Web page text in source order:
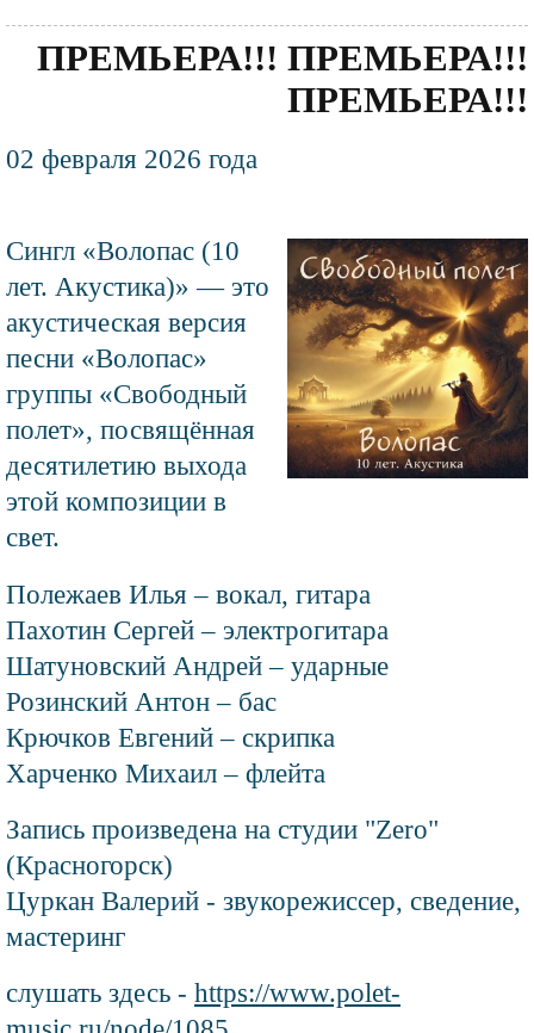
ПРЕМЬЕРА!!! ПРЕМЬЕРА!!!
ПРЕМЬЕРА!!!
Текст
новости
02 февраля 2026 года
Файл
изображения
Сингл «Волопас (10
лет. Акустика)» — это
акустическая версия
песни «Волопас»
группы «Свободный
полет», посвящённая
десятилетию выхода
этой композиции в
свет.
Полежаев Илья – вокал, гитара
Пахотин Сергей – электрогитара
Шатуновский Андрей – ударные
Розинский Антон – бас
Крючков Евгений – скрипка
Харченко Михаил – флейта
Запись произведена на студии "Zero"
(Красногорск)
Цуркан Валерий - звукорежиссер, сведение,
мастеринг
слушать здесь - https://www.polet-